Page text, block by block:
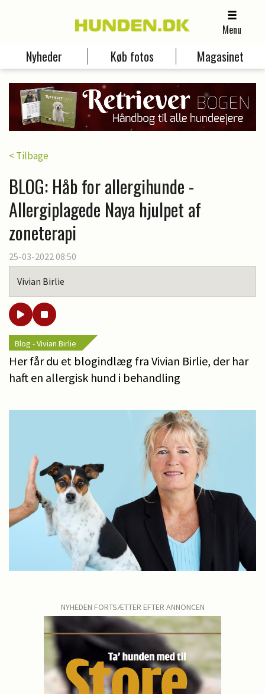
Menu
Nyheder Køb fotos Magasinet
< Tilbage
BLOG: Håb for allergihunde -
Allergiplagede Naya hjulpet af
zoneterapi
25-03-2022 08:50
Vivian Birlie
Blog - Vivian Birlie
Her får du et blogindlæg fra Vivian Birlie, der har
haft en allergisk hund i behandling
NYHEDEN FORTSÆTTER EFTER ANNONCEN